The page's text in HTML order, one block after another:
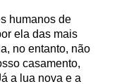
humanos de
ela das mais
no entanto, não
casamento,
a lua nova e a